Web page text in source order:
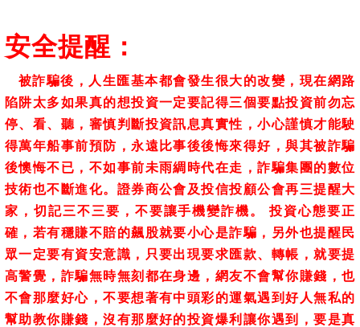
安全提醒：
被詐騙後，人生匯基本都會發生很大的改變，現在網路
陷阱太多如果真的想投資一定要記得三個要點投資前勿忘
停、看、聽，審慎判斷投資訊息真實性，小心謹慎才能駛
得萬年船事前預防，永遠比事後後悔來得好，與其被詐騙
後懊悔不已，不如事前未雨綢時代在走，詐騙集團的數位
技術也不斷進化。證券商公會及投信投顧公會再三提醒大
家，切記三不三要，不要讓手機變詐機。 投資心態要正
確，若有穩賺不賠的飆股就要小心是詐騙，另外也提醒民
眾一定要有資安意識，只要出現要求匯款、轉帳，就要提
高警覺，詐騙無時無刻都在身邊，網友不會幫你賺錢，也
不會那麼好心，不要想著有中頭彩的運氣遇到好人無私的
幫助教你賺錢，沒有那麼好的投資爆利讓你遇到，要是真